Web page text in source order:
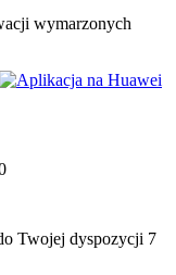
wymarzonych
Twojej dyspozycji 7